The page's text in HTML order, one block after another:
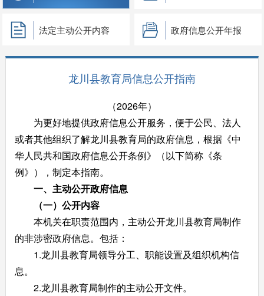
法定主动公开内容 政府信息公开年报
龙川县教育局信息公开指南
（2026年）
为更好地提供政府信息公开服务，便于公民、法人
或者其他组织了解龙川县教育局的政府信息，根据《中
华人民共和国政府信息公开条例》（以下简称《条
例》），制定本指南。
一、主动公开政府信息
（一）公开内容
本机关在职责范围内，主动公开龙川县教育局制作
的非涉密政府信息。包括：
1.龙川县教育局领导分工、职能设置及组织机构信
息。
2.龙川县教育局制作的主动公开文件。